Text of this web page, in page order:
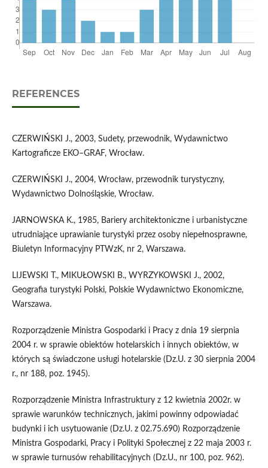
REFERENCES
CZERWIŃSKI J., 2003, Sudety, przewodnik, Wydawnictwo
Kartograficze EKO–GRAF, Wrocław.
CZERWIŃSKI J., 2004, Wrocław, przewodnik turystyczny,
Wydawnictwo Dolnośląskie, Wrocław.
JARNOWSKA K., 1985, Bariery architektoniczne i urbanistyczne
utrudniające uprawianie turystyki przez osoby niepełnosprawne,
Biuletyn Informacyjny PTWzK, nr 2, Warszawa.
LIJEWSKI T., MIKUŁOWSKI B., WYRZYKOWSKI J., 2002,
Geografia turystyki Polski, Polskie Wydawnictwo Ekonomiczne,
Warszawa.
Rozporządzenie Ministra Gospodarki i Pracy z dnia 19 sierpnia
2004 r. w sprawie obiektów hotelarskich i innych obiektów, w
których są świadczone usługi hotelarskie (Dz.U. z 30 sierpnia 2004
r., nr 188, poz. 1945).
Rozporządzenie Ministra Infrastruktury z 12 kwietnia 2002r. w
sprawie warunków technicznych, jakimi powinny odpowiadać
budynki i ich usytuowanie (Dz.U. z 02.75.690) Rozporządzenie
Ministra Gospodarki, Pracy i Polityki Społecznej z 22 maja 2003 r.
w sprawie turnusów rehabilitacyjnych (Dz.U., nr 100, poz. 962).